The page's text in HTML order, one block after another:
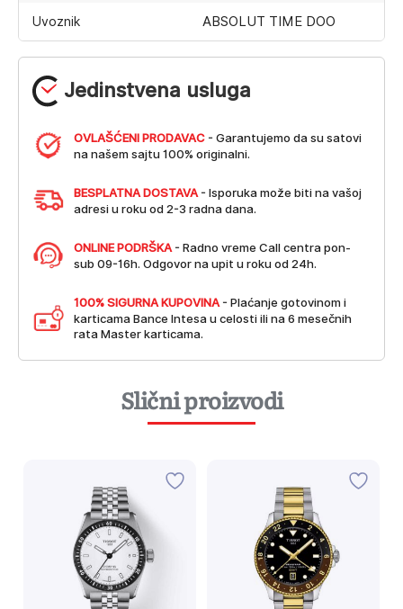
Jedinstvena usluga
OVLAŠĆENI PRODAVAC - Garantujemo da su satovi
na našem sajtu 100% originalni.
BESPLATNA DOSTAVA - Isporuka može biti na vašoj
adresi u roku od 2-3 radna dana.
ONLINE PODRŠKA - Radno vreme Call centra pon-
sub 09-16h. Odgovor na upit u roku od 24h.
100% SIGURNA KUPOVINA - Plaćanje gotovinom i
karticama Bance Intesa u celosti ili na 6 mesečnih
rata Master karticama.
Uvoznik ABSOLUT TIME DOO
Slični proizvodi